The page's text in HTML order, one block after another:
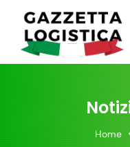
content
Home